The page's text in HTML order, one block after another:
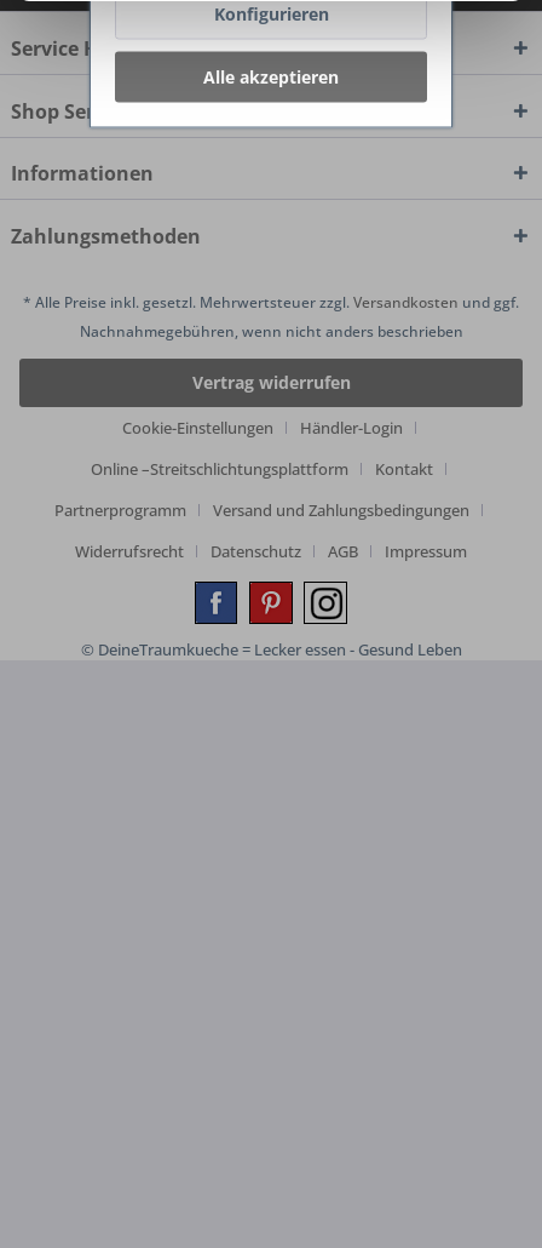
Service Hotline
Shop Service
Informationen
Zahlungsmethoden
* Alle Preise inkl. gesetzl. Mehrwertsteuer zzgl.Versandkosten und ggf.
Nachnahmegebühren, wenn nicht anders beschrieben
Vertrag widerrufen
Cookie-Einstellungen
Händler-Login
Online –Streitschlichtungsplattform
Kontakt
Partnerprogramm
Versand und Zahlungsbedingungen
Widerrufsrecht
Datenschutz AGB Impressum
© DeineTraumkueche = Lecker essen - Gesund Leben
Konfigurieren
Alle akzeptieren